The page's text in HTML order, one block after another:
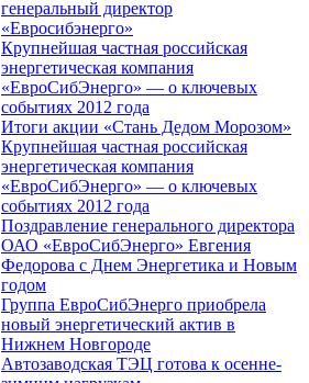
генеральный директор
«Евросибэнерго»
Крупнейшая частная российская
энергетическая компания
«ЕвроСибЭнерго» — о ключевых
событиях 2012 года
Итоги акции «Стань Дедом Морозом»
Крупнейшая частная российская
энергетическая компания
«ЕвроСибЭнерго» — о ключевых
событиях 2012 года
Поздравление генерального директора
ОАО «ЕвроСибЭнерго» Евгения
Федорова с Днем Энергетика и Новым
годом
Группа ЕвроСибЭнерго приобрела
новый энергетический актив в
Нижнем Новгороде
Автозаводская ТЭЦ готова к осенне-